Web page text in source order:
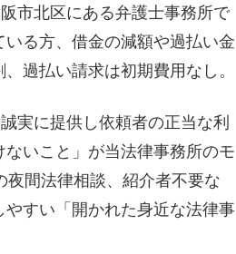
市北区にある弁護士事務所で
る方、借金の減額や過払い金
過払い請求は初期費用なし。
実に提供し依頼者の正当な利
いこと」が当法律事務所のモ
夜間法律相談、紹介者不要な
すい「開かれた身近な法律事